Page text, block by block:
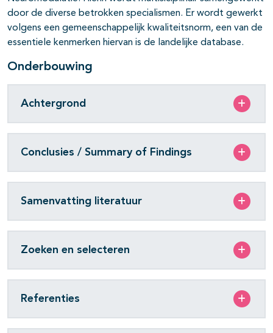
door de diverse betrokken specialismen. Er wordt gewerkt
volgens een gemeenschappelijk kwaliteitsnorm, een van de
essentiele kenmerken hiervan is de landelijke database.
Onderbouwing
Achtergrond
Conclusies / Summary of Findings
Samenvatting literatuur
Zoeken en selecteren
Referenties